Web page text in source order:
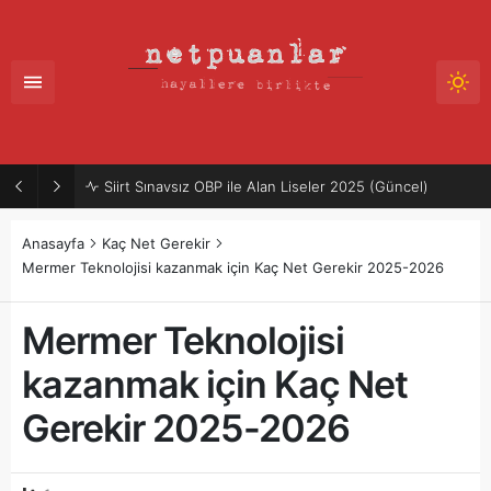
Siirt Sınavsız OBP ile Alan Liseler 2025 (Güncel)
Anasayfa
Kaç Net Gerekir
Mermer Teknolojisi kazanmak için Kaç Net Gerekir 2025-2026
Mermer Teknolojisi
kazanmak için Kaç Net
Gerekir 2025-2026